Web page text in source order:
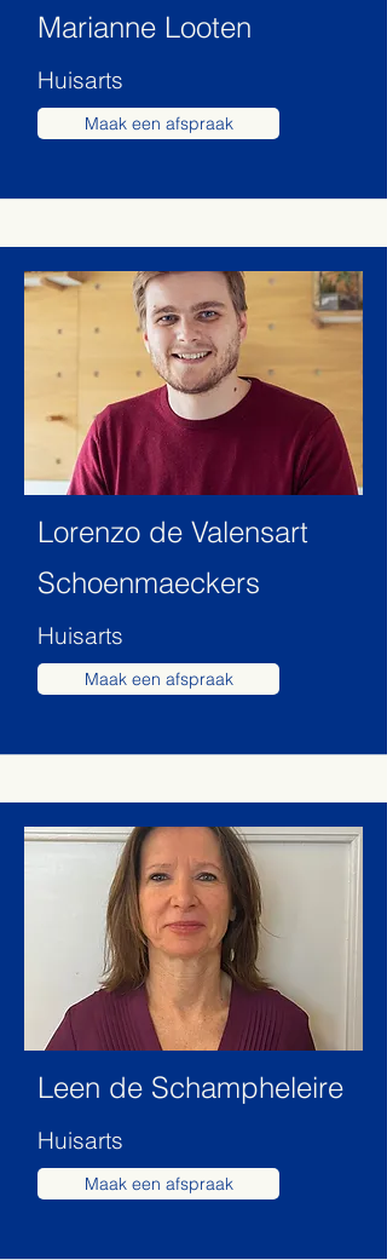
Marianne Looten
Huisarts
Maak een afspraak
Lorenzo de Valensart
Schoenmaeckers
Huisarts
Maak een afspraak
Leen de Schampheleire
Huisarts
Maak een afspraak